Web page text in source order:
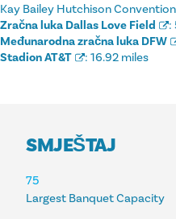
Kay Bailey Hutchison
Zračna luka Dallas Love Field
:
Međunarodna zračna luka DFW
Stadion AT&T
: 16.92 miles
SMJEŠTAJ
SMJEŠTAJ
Largest Banquet Capacity
75